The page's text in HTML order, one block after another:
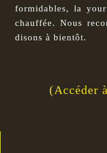
formidables, la
chauffée. Nous
disons à bientôt.
(Accéder